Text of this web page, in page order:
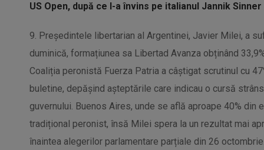
US Open, după ce l-a învins pe italianul Jannik
9. Președintele libertarian al Argentinei, Javier Milei, a
duminică, formațiunea sa Libertad Avanza obținând
Coaliția peronistă Fuerza Patria a câștigat scrutinul cu
buletine, depășind așteptările care indicau o cursă
guvernului. Buenos Aires, unde se află aproape 40% din
tradițional peronist, însă Milei spera la un rezultat mai
înaintea alegerilor parlamentare parțiale din 26